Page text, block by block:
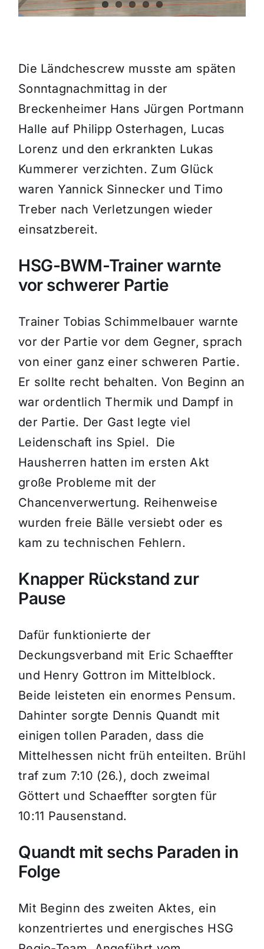
Die Ländchescrew musste am späten
Sonntagnachmittag in der
Breckenheimer Hans Jürgen Portmann
Halle auf Philipp Osterhagen, Lucas
Lorenz und den erkrankten Lukas
Kummerer verzichten. Zum Glück
waren Yannick Sinnecker und Timo
Treber nach Verletzungen wieder
einsatzbereit.
HSG-BWM-Trainer warnte
vor schwerer Partie
Trainer Tobias Schimmelbauer warnte
vor der Partie vor dem Gegner, sprach
von einer ganz einer schweren Partie.
Er sollte recht behalten. Von Beginn an
war ordentlich Thermik und Dampf in
der Partie. Der Gast legte viel
Leidenschaft ins Spiel. Die
Hausherren hatten im ersten Akt
große Probleme mit der
Chancenverwertung. Reihenweise
wurden freie Bälle versiebt oder es
kam zu technischen Fehlern.
Knapper Rückstand zur
Pause
Dafür funktionierte der
Deckungsverband mit Eric Schaeffter
und Henry Gottron im Mittelblock.
Beide leisteten ein enormes Pensum.
Dahinter sorgte Dennis Quandt mit
einigen tollen Paraden, dass die
Mittelhessen nicht früh enteilten. Brühl
traf zum 7:10 (26.), doch zweimal
Göttert und Schaeffter sorgten für
10:11 Pausenstand.
Quandt mit sechs Paraden in
Folge
Mit Beginn des zweiten Aktes, ein
konzentriertes und energisches HSG